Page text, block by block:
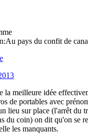
Au pays du confit de
la meilleure idée
de portables avec
lieu sur place (l'arrêt du
du coin) on dit qu'on se
les manquants.